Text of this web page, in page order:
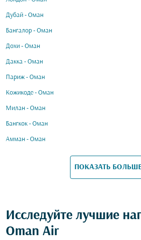
Дубай - Оман
Бангалор - Оман
Дохи - Оман
Дакка - Оман
Париж - Оман
Кожикоде - Оман
Милан - Оман
Бангкок - Оман
Амман - Оман
ПОКАЗАТЬ
Исследуйте лучшие
Oman Air